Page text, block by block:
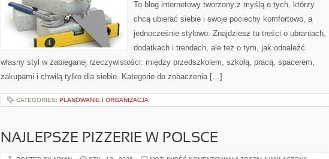
To blog internetowy tworzony z myślą o tych, którzy
chcą ubierać siebie i swoje pociechy komfortowo, a
jednocześnie stylowo. Znajdziesz tu treści o ubraniach,
dodatkach i trendach, ale też o tym, jak odnaleźć
własny styl w zabieganej rzeczywistości: między przedszkolem, szkołą, pracą, spacerem,
zakupami i chwilą tylko dla siebie. Kategorie do zobaczenia […]
CATEGORIES: PLANOWANIE I ORGANIZACJA
NAJLEPSZE PIZZERIE W POLSCE